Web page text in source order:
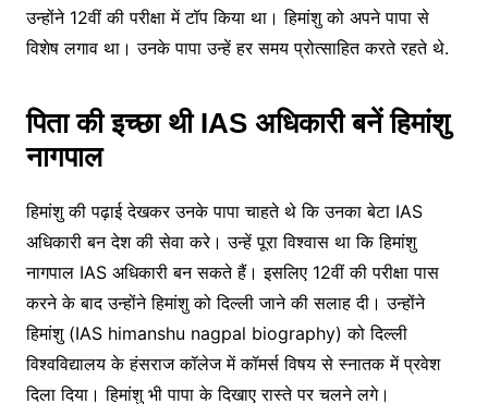
उन्होंने 12वीं की परीक्षा में टॉप किया था। हिमांशु को अपने पापा से
विशेष लगाव था। उनके पापा उन्हें हर समय प्रोत्साहित करते रहते थे.
पिता की इच्छा थी IAS अधिकारी बनें हिमांशु
नागपाल
हिमांशु की पढ़ाई देखकर उनके पापा चाहते थे कि उनका बेटा IAS
अधिकारी बन देश की सेवा करे। उन्हें पूरा विश्वास था कि हिमांशु
नागपाल IAS अधिकारी बन सकते हैं। इसलिए 12वीं की परीक्षा पास
करने के बाद उन्होंने हिमांशु को दिल्ली जाने की सलाह दी। उन्होंने
हिमांशु (IAS himanshu nagpal biography) को दिल्ली
विश्वविद्यालय के हंसराज कॉलेज में कॉमर्स विषय से स्नातक में प्रवेश
दिला दिया। हिमांशु भी पापा के दिखाए रास्ते पर चलने लगे।